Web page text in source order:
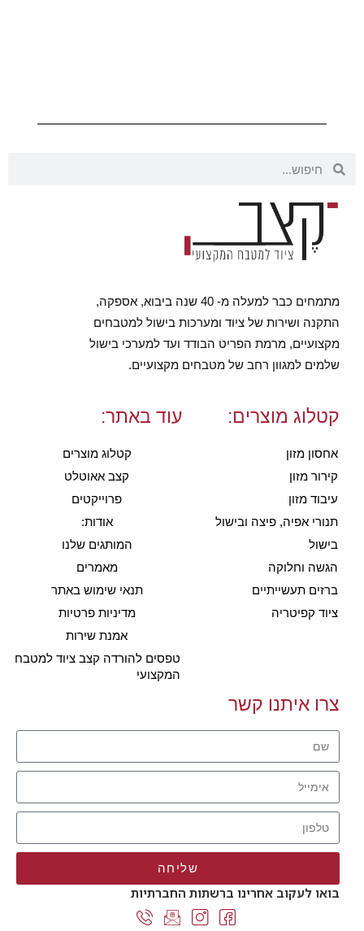
מתמחים כבר למעלה מ- 40 שנה ביבוא, אספקה,
התקנה ושירות של ציוד ומערכות בישול למטבחים
מקצועיים, מרמת הפריט הבודד ועד למערכי בישול
שלמים למגוון רחב של מטבחים מקצועיים.
קטלוג מוצרים:
אחסון מזון
קירור מזון
עיבוד מזון
תנורי אפיה, פיצה ובישול
בישול
הגשה וחלוקה
ברזים תעשייתיים
ציוד קפיטריה
עוד באתר:
קטלוג מוצרים
קצב אאוטלט
פרוייקטים
אודות:
המותגים שלנו
מאמרים
תנאי שימוש באתר
מדיניות פרטיות
אמנת שירות
טפסים להורדה קצב ציוד למטבח
המקצועי
צרו איתנו קשר
שליחה
בואו לעקוב אחרינו ברשתות החברתיות